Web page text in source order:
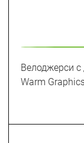
Велоджерси
Warm